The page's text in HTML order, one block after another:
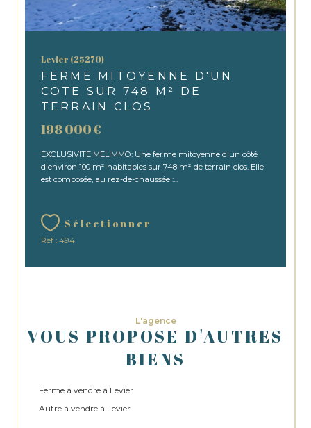
Levier (25270)
FERME MITOYENNE D'UN
COTE SUR 748 M² DE
TERRAIN CLOS
198 000 €
EXCLUSIVITE MELIMMO: Une ferme mitoyenne d'un côté
d'environ 100 m² habitables sur 748 m² de terrain clos. Elle
est composée, au rez-de-chaussée :...
Sélectionner
Réf : 494
L'agence
VOUS PROPOSE D'AUTRES
BIENS
Ferme à vendre à Levier
Autre à vendre à Levier